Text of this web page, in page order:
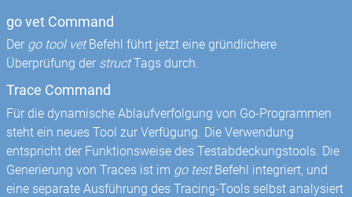
go vet Command
Der go tool vetBefehl führt jetzt eine gründlichere
Überprüfung der structTags durch.
Trace Command
Für die dynamische Ablaufverfolgung von Go-Programmen
steht ein neues Tool zur Verfügung. Die Verwendung
entspricht der Funktionsweise des Testabdeckungstools. Die
Generierung von Traces ist im go testBefehl integriert, und
eine separate Ausführung des Tracing-Tools selbst analysiert